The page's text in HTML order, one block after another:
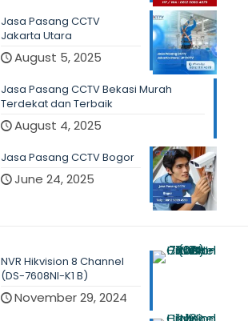
Jasa Pasang CCTV
Jakarta Utara
August 5, 2025
Jasa Pasang CCTV Bekasi Murah
Terdekat dan Terbaik
August 4, 2025
Jasa Pasang CCTV Bogor
June 24, 2025
NVR Hikvision 8 Channel
(DS-7608NI-K1 B)
November 29, 2024